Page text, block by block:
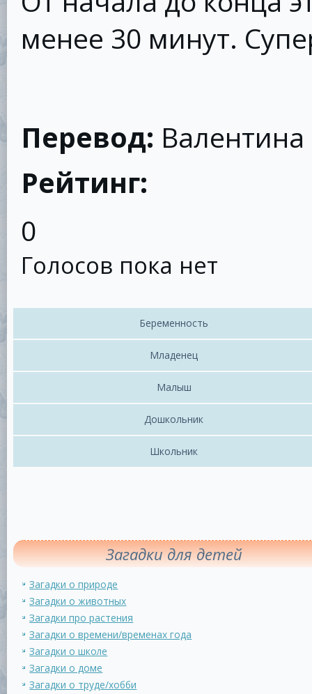
менее 30 минут.
Перевод:
Рейтинг:
0
Голосов пока нет
Беременность
Младенец
Малыш
Дошкольник
Школьник
Загадки для детей
Загадки о природе
Загадки о животных
Загадки про растения
Загадки о времени/временах года
Загадки о школе
Загадки о доме
Загадки о труде/хобби